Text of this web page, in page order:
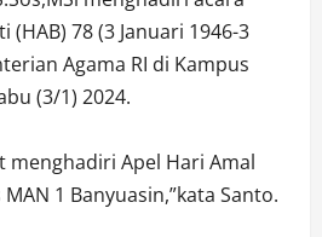
(HAB) 78 (3 Januari 1946-3
Agama RI di Kampus
(3/1) 2024.
menghadiri Apel Hari Amal
1 Banyuasin,”kata Santo.